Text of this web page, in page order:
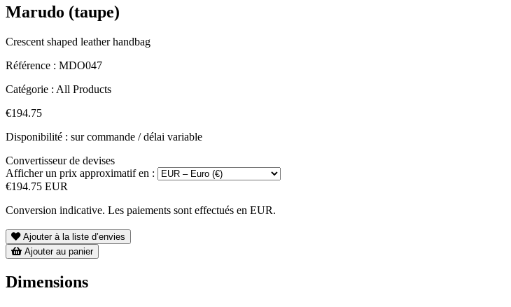
Marudo (taupe)
Crescent shaped leather handbag
Référence : MDO047
Catégorie : All Products
€194.75
Disponibilité : sur commande / délai variable
Convertisseur de devises
Afficher un prix approximatif en :
€194.75 EUR
Conversion indicative. Les paiements sont effectués en EUR.
Ajouter à la liste d’envies
Ajouter au panier
Dimensions